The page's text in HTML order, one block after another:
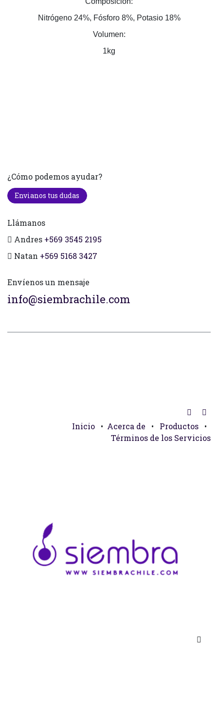
Nitrógeno 24%, Fósforo 8%, Potasio 18%
Volumen:
1kg
¿Cómo podemos ayudar?
Envianos tus dudas
Llámanos
Andres +569 3545 2195
Natan +569 5168 3427
Envíenos un mensaje
info@siembrachile.com
Inicio • Acerca de • Productos
•
Términos de los Servicios